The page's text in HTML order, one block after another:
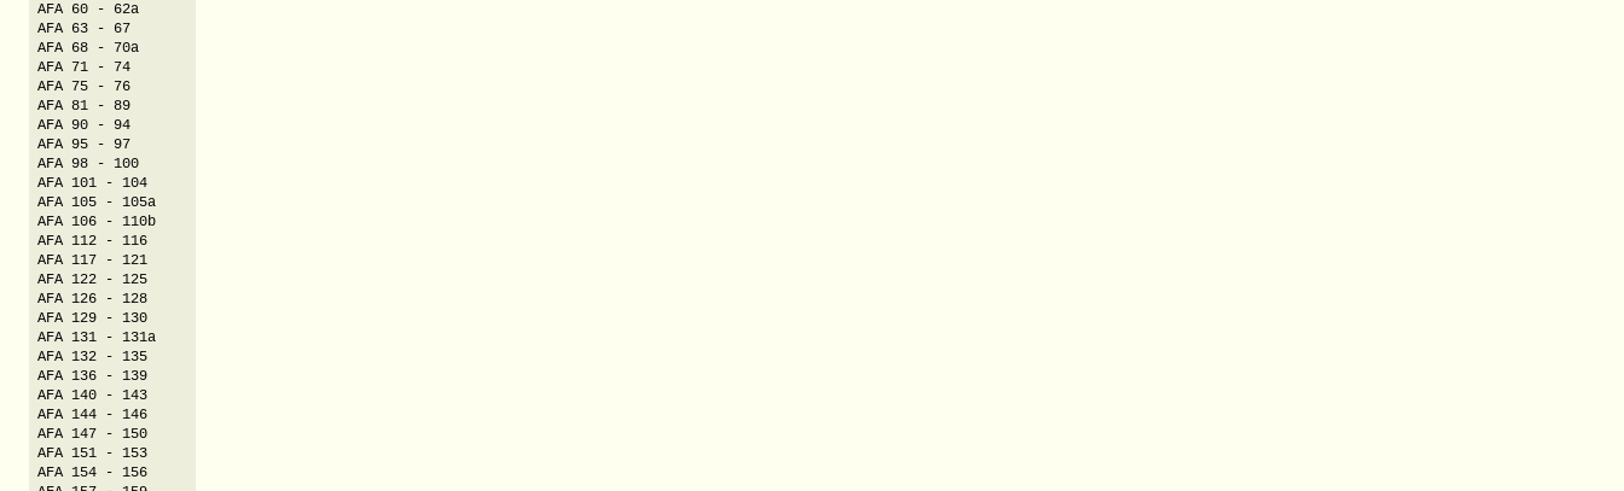
AFA 60 - 62a
AFA 63 - 67
AFA 68 - 70a
AFA 71 - 74
AFA 75 - 76
AFA 81 - 89
AFA 90 - 94
AFA 95 - 97
AFA 98 - 100
AFA 101 - 104
AFA 105 - 105a
AFA 106 - 110b
AFA 112 - 116
AFA 117 - 121
AFA 122 - 125
AFA 126 - 128
AFA 129 - 130
AFA 131 - 131a
AFA 132 - 135
AFA 136 - 139
AFA 140 - 143
AFA 144 - 146
AFA 147 - 150
AFA 151 - 153
AFA 154 - 156